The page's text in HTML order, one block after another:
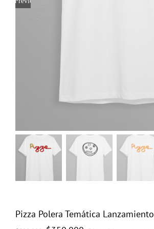
Pizza Polera Temática Lanzamiento